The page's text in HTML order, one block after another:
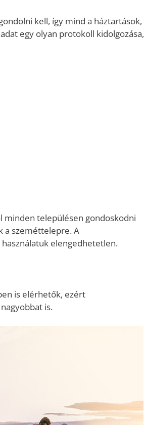
kell, így mind a háztartások,
egy olyan protokoll kidolgozása,
minden településen gondoskodni
a szeméttelepre. A
elengedhetetlen.
is elérhetők, ezért
is.